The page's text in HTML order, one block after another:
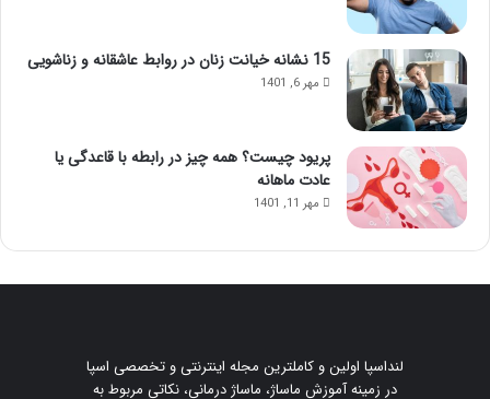
15 نشانه خیانت زنان در روابط عاشقانه و زناشویی
مهر 6, 1401
پریود چیست؟ همه چیز در رابطه با قاعدگی یا
عادت ماهانه
مهر 11, 1401
لنداسپا اولین و کاملترین مجله اینترنتی و تخصصی اسپا
در زمینه آموزش ماساژ، ماساژ درمانی، نکاتی مربوط به